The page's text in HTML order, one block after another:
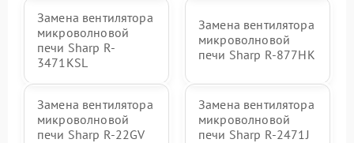
Замена вентилятора
микроволновой
печи Sharp R-
3471KSL
Замена вентилятора
микроволновой
печи Sharp R-877HK
Замена вентилятора
микроволновой
печи Sharp R-22GV
Замена вентилятора
микроволновой
печи Sharp R-2471J